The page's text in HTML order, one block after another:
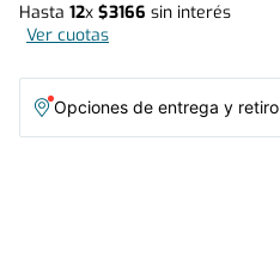
Hasta 12x $3166 sin interés
Ver cuotas
Opciones de entrega y retiro